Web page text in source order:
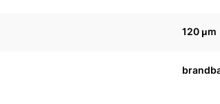
120 μm